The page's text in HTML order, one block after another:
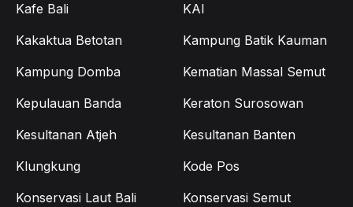
Kafe Bali
KAI
Kakaktua Betotan
Kampung Batik Kauman
Kampung Domba
Kematian Massal Semut
Kepulauan Banda
Keraton Surosowan
Kesultanan Atjeh
Kesultanan Banten
Klungkung
Kode Pos
Konservasi Laut Bali
Konservasi Semut